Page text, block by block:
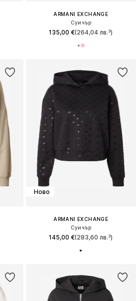
ARMANI EXCHANGE
Суичър
135,00 €(264,04 лв.³)
Ново
ARMANI EXCHANGE
Суичър
145,00 €(283,60 лв.³)